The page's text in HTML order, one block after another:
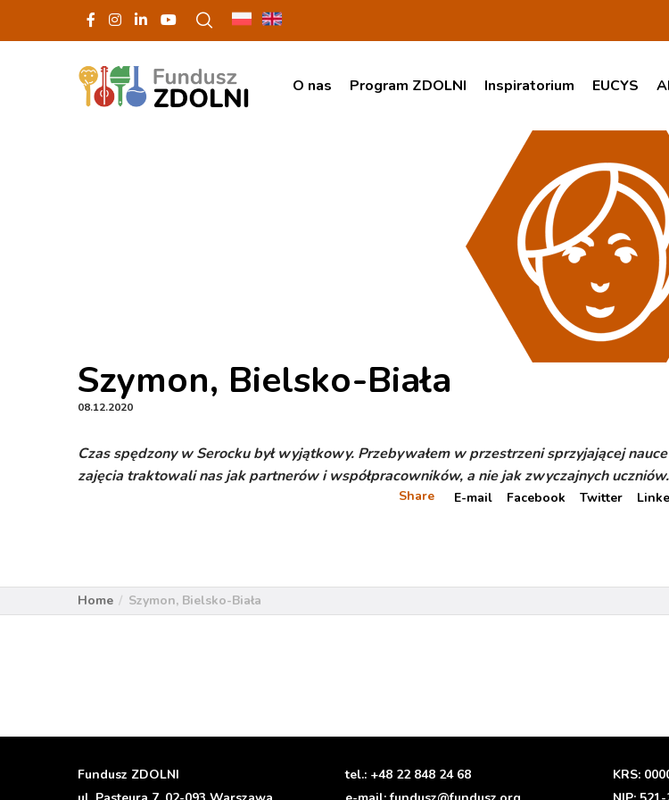
O nas Program ZDOLNI Inspiratorium EUCYS
Szymon, Bielsko-Biała
08.12.2020
Czas spędzony w Serocku był wyjątkowy. Przebywałem w przestrzeni sprzyjającej
zajęcia traktowali nas jak partnerów i współpracowników, a nie jak zwyczajnych uczniów.
Share E-mail Facebook Twitter
Home Szymon, Bielsko-Biała
Fundusz ZDOLNI
tel.: +48 22 848 24 68
KRS: